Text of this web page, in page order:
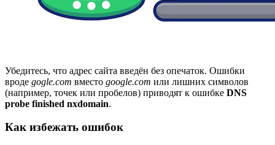
Убедитесь, что адрес сайта введён без опечаток. Ошибки
вроде gogle.com вместо google.com или лишних символов
(например, точек или пробелов) приводят к ошибке DNS
probe finished nxdomain.
Как избежать ошибок